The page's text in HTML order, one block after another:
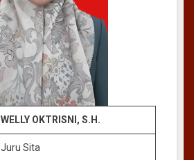
WELLY OKTRISNI, S.H.
Juru Sita